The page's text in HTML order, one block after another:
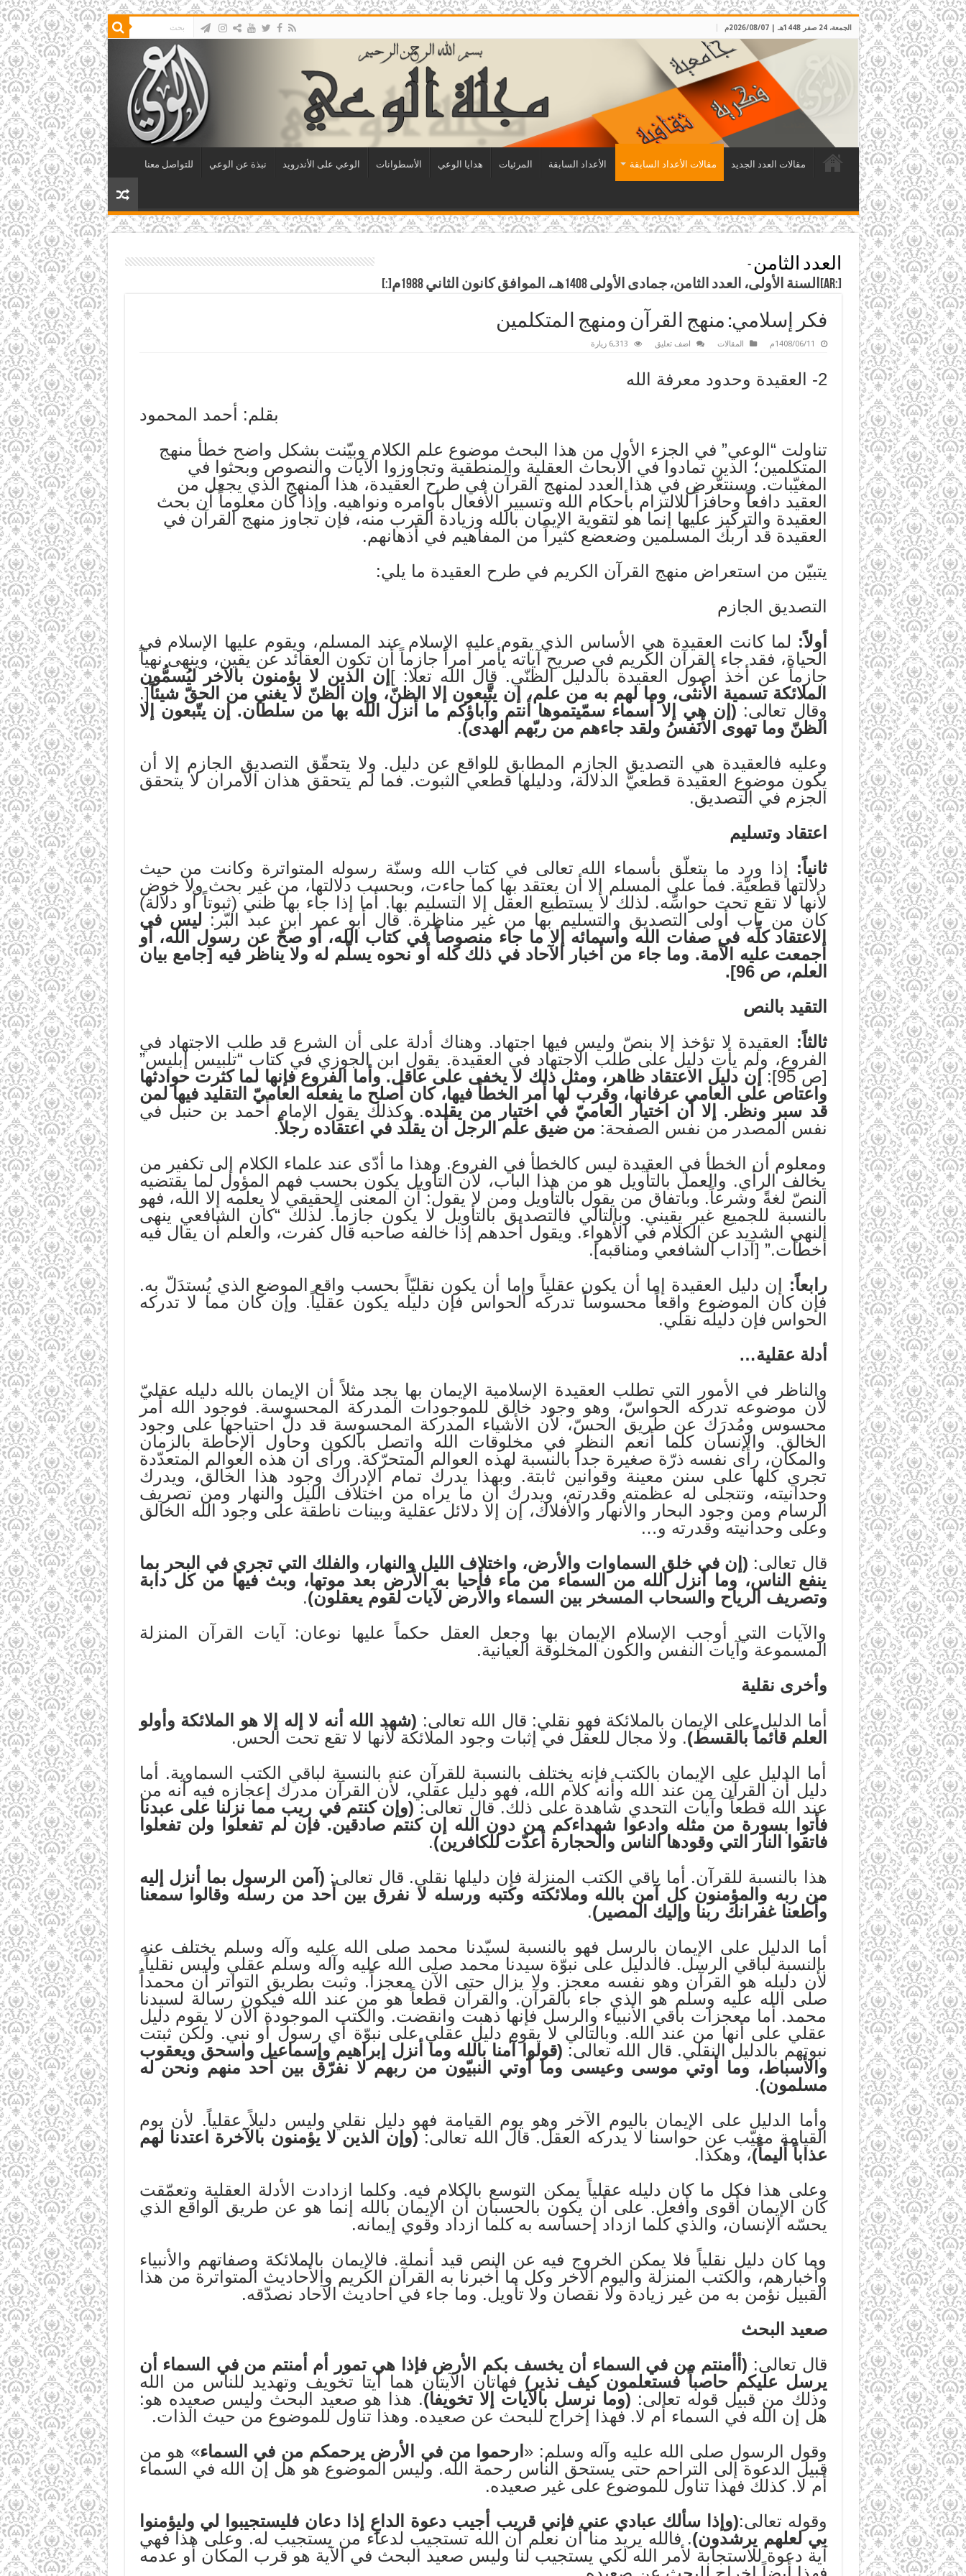
الجمعة، 24 صفر 1448هـ | 2026/08/07م
مقالات العدد الجديد مقالات الأعداد السابقة الأعداد السابقة المرئيات هدايا الوعي الأسطوانات الوعي على الأندرويد نبذة عن الوعي للتواصل معنا
العدد الثامن -
[:ar]السنة الأولى، العدد الثامن، جمادى الأولى 1408هـ، الموافق كانون الثاني 1988م[:]
فكر إسلامي: منهج القرآن ومنهج المتكلمين
1408/06/11م المقالات اضف تعليق 6,313 زيارة
2- العقيدة وحدود معرفة الله
بقلم: أحمد المحمود
تناولت “الوعي” في الجزء الأول من هذا البحث موضوع علم الكلام وبيّنت بشكل واضح خطأ منهج
المتكلمين؛ الذين تمادوا في الأبحاث العقلية والمنطقية وتجاوزوا الآيات والنصوص وبحثوا في
المغيّبات. وسنتعّرض في هذا العدد لمنهج القرآن في طرح العقيدة، هذا المنهج الذي يجعل من
العقيد دافعاً وحافزاً للالتزام بأحكام الله وتسيير الأفعال بأوامره ونواهيه. وإذا كان معلوماً أن بحث
العقيدة والتركيز عليها إنما هو لتقوية الإيمان بالله وزيادة القرب منه، فإن تجاوز منهج القرآن في
العقيدة قد أربك المسلمين وضعضع كثيراً من المفاهيم في أذهانهم.
يتبيّن من استعراض منهج القرآن الكريم في طرح العقيدة ما يلي:
التصديق الجازم
أولاً: لما كانت العقيدة هي الأساس الذي يقوم عليه الإسلام عند المسلم، ويقوم عليها الإسلام في
الحياة، فقد جاء القرآن الكريم في صريح آياته يأمر أمراً جازماً أن تكون العقائد عن يقين، وينهى نهياً
جازماً عن أخذ أصول العقيدة بالدليل الظنّي. قال الله تعلا: ] إن الذين لا يؤمنون بالآخر ليُسمُّون
الملائكة تسمية الأنثى، وما لهم به من علم، إن يتَّبعون إلا الظنّ، وإن الظنّ لا يغني من الحقّ شيئاً[.
وقال تعالى: (إن هي إلا أسماء سمّيتموها أنتم وآباؤكم ما أنزل الله بها من سلطان. إن يتّبعون إلا
الظنّ وما تهوى الأنَفسُ ولقد جاءهم من ربّهم الهدى).
وعليه فالعقيدة هي التصديق الجازم المطابق للواقع عن دليل. ولا يتحقّق التصديق الجازم إلا أن
يكون موضوع العقيدة قطعيَّ الدلالة، ودليلها قطعي الثبوت. فما لم يتحقق هذان الأمران لا يتحقق
الجزم في التصديق.
اعتقاد وتسليم
ثانياً: إذا ورد ما يتعلّق بأسماء الله تعالى في كتاب الله وسنّة رسوله المتواترة وكانت من حيث
دلالتها قطعيّة. فما على المسلم إلا أن يعتقد بها كما جاءت، وبحسب دلالتها، من غير بحث ولا خوض
لأنها لا تقع تحت حواسِّه. لذلك لا يستطيع العقل إلا التسليم بها. أما إذا جاء بها ظني (ثبوتاً أو دلالة)
كان من باب أولى التصديق والتسليم بها من غير مناظرة. قال أبو عمر ابن عبد البّر: ليس في
الاعتقاد كلِّه في صفات الله وأسمائه إلا ما جاء منصوصاً في كتاب الله، أو صحّ عن رسول الله، أو
أجمعت عليه الأمة. وما جاء من أخبار الآحاد في ذلك كله أو نحوه يسلّم له ولا يناظر فيه [جامع بيان
العلم، ص 96].
التقيد بالنص
ثالثاً: العقيدة لا تؤخذ إلا بنصّ وليس فيها اجتهاد. وهناك أدلة على أن الشرع قد طلب الاجتهاد في
الفروع، ولم يأتِ دليل على طلب الاجتهاد في العقيدة. يقول ابن الجوزي في كتاب “تلبيس إبليس”
[ص 95]:
إن دليل الاعتقاد ظاهر، ومثل ذلك لا يخفى على عاقل. وأما الفروع فإنها لما كثرت حوادثها
واعتاص على العامي عرفانها، وقرب لها أمر الخطأ فيها، كان أصلح ما يفعله العاميّ التقليد فيها لمن
قد سبر ونظر. إلا أن اختيار العاميّ في اختيار من يقلده. وكذلك يقول الإمام أحمد بن حنبل في
نفس المصدر من نفس الصفحة: من ضيق علم الرجل أن يقلّد في اعتقاده رجلاً.
ومعلوم أن الخطأ في العقيدة ليس كالخطأ في الفروع. وهذا ما أدّى عند علماء الكلام إلى تكفير من
يخالف الرأي. والعمل بالتأويل هو من هذا الباب، لأن التأويل يكون بحسب فهم المؤول لما يقتضيه
النصّ لغةً وشرعاً. وباتفاق من يقول بالتأويل ومن لا يقول: أن المعنى الحقيقي لا يعلمه إلا الله، فهو
بالنسبة للجميع غير يقيني. وبالتالي فالتصديق بالتأويل لا يكون جازماً. لذلك “كان الشافعي ينهى
النهي الشديد عن الكلام في الأهواء. ويقول أحدهم إذا خالفه صاحبه قال كفرت، والعلم أن يقال فيه
أخطأت.” [آداب الشافعي ومناقبه].
رابعاً: إن دليل العقيدة إما أن يكون عقلياً وإما أن يكون نقليّاً بحسب واقع الموضع الذي يُستدَلّ به.
فإن كان الموضوع واقعاً محسوساً تدركه الحواس فإن دليله يكون عقلياً. وإن كان مما لا تدركه
الحواس فإن دليله نقلي.
أدلة عقلية…
والناظر في الأمور التي تطلب العقيدة الإسلامية الإيمان بها يجد مثلاً أن الإيمان بالله دليله عقليّ
لأن موضوعه تدركه الحواسّ، وهو وجود خالق للموجودات المدركة المحسوسة. فوجود الله أمر
محسوس ومُدرَك عن طريق الحسّ، لأن الأشياء المدركة المحسوسة قد دلّ احتياجها على وجود
الخالق. والإنسان كلما أنعم النظر في مخلوقات الله واتصل بالكون وحاول الإحاطة بالزمان
والمكان، رأى نفسه ذرّة صغيرة جداً بالنسبة لهذه العوالم المتحرّكة. ورأى أن هذه العوالم المتعدّدة
تجري كلها على سنن معينة وقوانين ثابتة. وبهذا يدرك تمام الإدراك وجود هذا الخالق، ويدرك
وحدانيته، وتتجلى له عظمته وقدرته، ويدرك أن ما يراه من اختلاف الليل والنهار ومن تصريف
الرسام ومن وجود البحار والأنهار والأفلاك، إن إلا دلائل عقلية وبينات ناطقة على وجود الله الخالق
وعلى وحدانيته وقدرته و…
قال تعالى: (إن في خلق السماوات والأرض، واختلاف الليل والنهار، والفلك التي تجري في البحر بما
ينفع الناس، وما أنزل الله من السماء من ماء فأحيا به الأرض بعد موتها، وبث فيها من كل دابة
وتصريف الرياح والسحاب المسخر بين السماء والأرض لآيات لقوم يعقلون).
والآيات التي أوجب الإسلام الإيمان بها وجعل العقل حكماً عليها نوعان: آيات القرآن المنزلة
المسموعة وآيات النفس والكون المخلوقة العيانية.
وأخرى نقلية
أما الدليل على الإيمان بالملائكة فهو نقلي: قال الله تعالى: (شهد الله أنه لا إله إلا هو الملائكة وأولو
العلم قائماً بالقسط). ولا مجال للعقل في إثبات وجود الملائكة لأنها لا تقع تحت الحس.
أما الدليل على الإيمان بالكتب فإنه يختلف بالنسبة للقرآن عنه بالنسبة لباقي الكتب السماوية. أما
دليل أن القرآن من عند الله وأنه كلام الله، فهو دليل عقلي، لأن القرآن مدرك إعجازه فيه أنه من
عند الله قطعاً وآيات التحدي شاهدة على ذلك. قال تعالى:(وإن كنتم في ريب مما نزلنا على عبدنا
فأتوا بسورة من مثله وادعوا شهداءكم من دون الله إن كنتم صادقين. فإن لم تفعلوا ولن تفعلوا
فاتقوا النار التي وقودها الناس والحجارة أعدّت للكافرين).
هذا بالنسبة للقرآن. أما باقي الكتب المنزلة فإن دليلها نقلي. قال تعالى: (آمن الرسول بما أنزل إليه
من ربه والمؤمنون كل آمن بالله وملائكته وكتبه ورسله لا نفرق بين أحد من رسله وقالوا سمعنا
وأطعنا غفرانك ربنا وإليك المصير).
أما الدليل على الإيمان بالرسل فهو بالنسبة لسيّدنا محمد صلى الله عليه وآله وسلم يختلف عنه
بالنسبة لباقي الرسل. فالدليل على نبوّة سيدنا محمد صلى الله عليه وآله وسلم عقلي وليس نقلياً.
لأن دليله هو القرآن وهو نفسه معجز. ولا يزال حتى الآن معجزاً. وثبت بطريق التواتر أن محمداً
صلى الله عليه وسلم هو الذي جاء بالقرآن. والقرآن قطعاً هو من عند الله فيكون رسالة لسيدنا
محمد. أما معجزات باقي الأنبياء والرسل فإنها ذهبت وانقضت. والكتب الموجودة الآن لا يقوم دليل
عقلي على أنها من عند الله. وبالتالي لا يقوم دليل عقلي على نبوّة أي رسول أو نبي. ولكن ثبتت
نبوتهم بالدليل النقلي. قال الله تعالى: (قولوا آمنا بالله وما أنزل إبراهيم وإسماعيل واسحق ويعقوب
والأسباط، وما أوتي موسى وعيسى وما أوتي النبيّون من ربهم لا نفرّق بين أحد منهم ونحن له
مسلمون).
وأما الدليل على الإيمان باليوم الآخر وهو يوم القيامة فهو دليل نقلي وليس دليلاً عقلياً. لأن يوم
القيامة مغيّب عن حواسنا لا يدركه العقل. قال الله تعالى: (وإن الذين لا يؤمنون بالآخرة اعتدنا لهم
عذاباً أليماً)، وهكذا.
وعلى هذا فكل ما كان دليله عقلياً يمكن التوسع بالكلام فيه. وكلما ازدادت الأدلة العقلية وتعمّقت
كان الإيمان أقوى وأفعل. على أن يكون بالحسبان أن الإيمان بالله إنما هو عن طريق الواقع الذي
يحسّه الإنسان، والذي كلما ازداد إحساسه به كلما ازداد وقوي إيمانه.
وما كان دليل نقلياً فلا يمكن الخروج فيه عن النص قيد أنملة. فالإيمان بالملائكة وصفاتهم والأنبياء
وأخبارهم، والكتب المنزلة واليوم الآخر وكل ما أخبرنا به القرآن الكريم والأحاديث المتواترة من هذا
القبيل نؤمن به من غير زيادة ولا نقصان ولا تأويل. وما جاء في أحاديث الآحاد نصدّقه.
صعيد البحث
قال تعالى: (أأمنتم من في السماء أن يخسف بكم الأرض فإذا هي تمور أم أمنتم من في السماء أن
يرسل عليكم حاصباً فستعلمون كيف نذير) فهاتان الآيتان هما آيتا تخويف وتهديد للناس من الله
وذلك من قبيل قوله تعالى: (وما نرسل بالآيات إلا تخويفا). هذا هو صعيد البحث وليس صعيده هو:
هل إن الله في السماء أم لا. فهذا إخراج للبحث عن صعيده. وهذا تناول للموضوع من حيث الذات.
وقول الرسول صلى الله عليه وآله وسلم: « ارحموا من في الأرض يرحمكم من في السماء» هو من
قبيل الدعوة إلى التراحم حتى يستحق الناس رحمة الله. وليس الموضوع هو هل إن الله في السماء
أم لا. كذلك فهذا تناول للموضوع على غير صعيده.
وقوله تعالى:(وإذا سألك عبادي عني فإني قريب أجيب دعوة الداعِ إذا دعان فليستجيبوا لي وليؤمنوا
بي لعلهم يرشدون). فالله يريد منا أن نعلم أن الله تستجيب لدعاء من يستجيب له. وعلى هذا فهي
آية دعوة للاستجابة لأمر الله لكي يستجيب لنا وليس صعيد البحث في الآية هو قرب المكان أو عدمه